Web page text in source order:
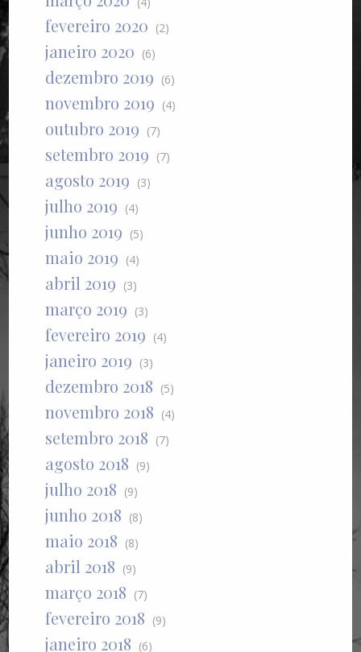
fevereiro 2020 (2)
janeiro 2020 (6)
dezembro 2019 (6)
novembro 2019 (4)
outubro 2019 (7)
setembro 2019 (7)
agosto 2019 (3)
julho 2019 (4)
junho 2019 (5)
maio 2019 (4)
abril 2019 (3)
março 2019 (3)
fevereiro 2019 (4)
janeiro 2019 (3)
dezembro 2018 (5)
novembro 2018 (4)
setembro 2018 (7)
agosto 2018 (9)
julho 2018 (9)
junho 2018 (8)
maio 2018 (8)
abril 2018 (9)
março 2018 (7)
fevereiro 2018 (9)
janeiro 2018 (6)